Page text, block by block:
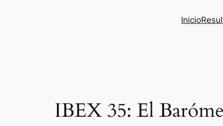
Inicio
IBEX 35: El